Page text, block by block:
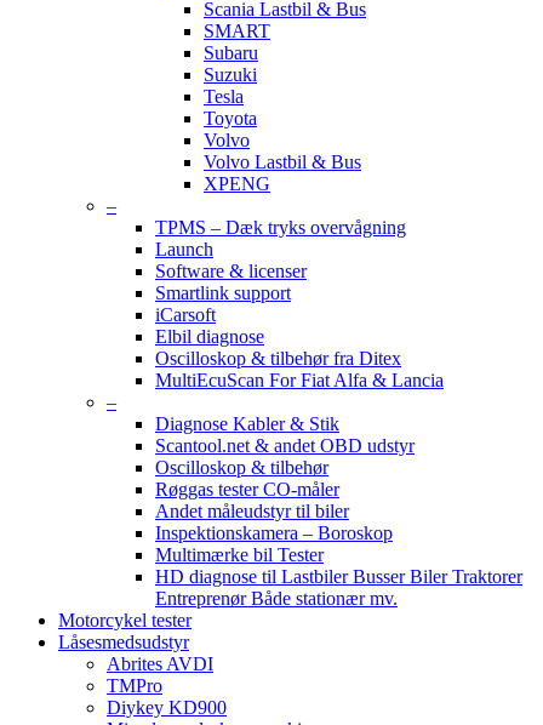
Scania Lastbil & Bus
SMART
Subaru
Suzuki
Tesla
Toyota
Volvo
Volvo Lastbil & Bus
XPENG
–
TPMS – Dæk tryks overvågning
Launch
Software & licenser
Smartlink support
iCarsoft
Elbil diagnose
Oscilloskop & tilbehør fra Ditex
MultiEcuScan For Fiat Alfa & Lancia
–
Diagnose Kabler & Stik
Scantool.net & andet OBD udstyr
Oscilloskop & tilbehør
Røggas tester CO-måler
Andet måleudstyr til biler
Inspektionskamera – Boroskop
Multimærke bil Tester
HD diagnose til Lastbiler Busser Biler Traktorer
Entreprenør Både stationær mv.
Motorcykel tester
Låsesmedsudstyr
Abrites AVDI
TMPro
Diykey KD900